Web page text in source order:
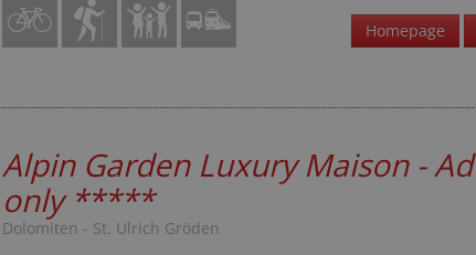
Homepage
Alpin Garden Luxury Maison -
only *****
Dolomiten - St. Ulrich Gröden